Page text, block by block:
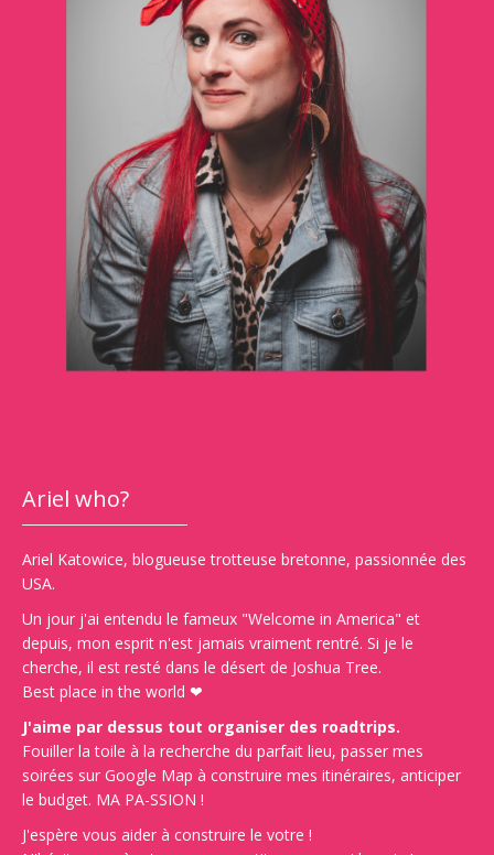
Ariel who?
Ariel Katowice, blogueuse trotteuse bretonne, passionnée des
USA.
Un jour j'ai entendu le fameux "Welcome in America" et
depuis, mon esprit n'est jamais vraiment rentré. Si je le
cherche, il est resté dans le désert de Joshua Tree.
Best place in the world ❤
J'aime par dessus tout organiser des roadtrips.
Fouiller la toile à la recherche du parfait lieu, passer mes
soirées sur Google Map à construire mes itinéraires, anticiper
le budget. MA PA-SSION !
J'espère vous aider à construire le votre !